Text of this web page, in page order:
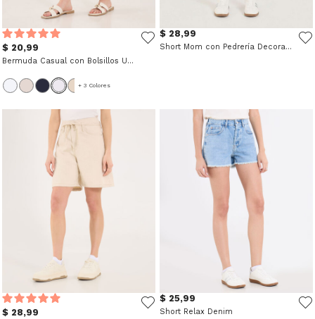
$ 20,99
Bermuda Casual con Bolsillos Unicolor
+ 3 Colores
$ 28,99
Short Mom con Pedrería Decorativa
$ 28,99
$ 25,99
Short Relax Denim